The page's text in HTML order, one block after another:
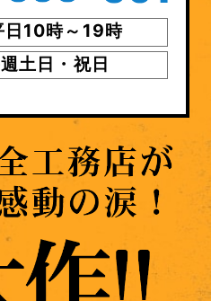
日10時～19時
土日・祝日